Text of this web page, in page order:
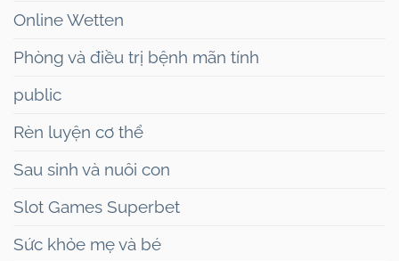
Online Wetten
Phòng và điều trị bệnh mãn tính
public
Rèn luyện cơ thể
Sau sinh và nuôi con
Slot Games Superbet
Sức khỏe mẹ và bé